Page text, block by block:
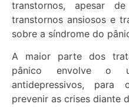
transtornos, apesar
transtornos ansiosos e
sobre a síndrome do
A maior parte dos
pânico envolve o
antidepressivos,
prevenir as crises diante